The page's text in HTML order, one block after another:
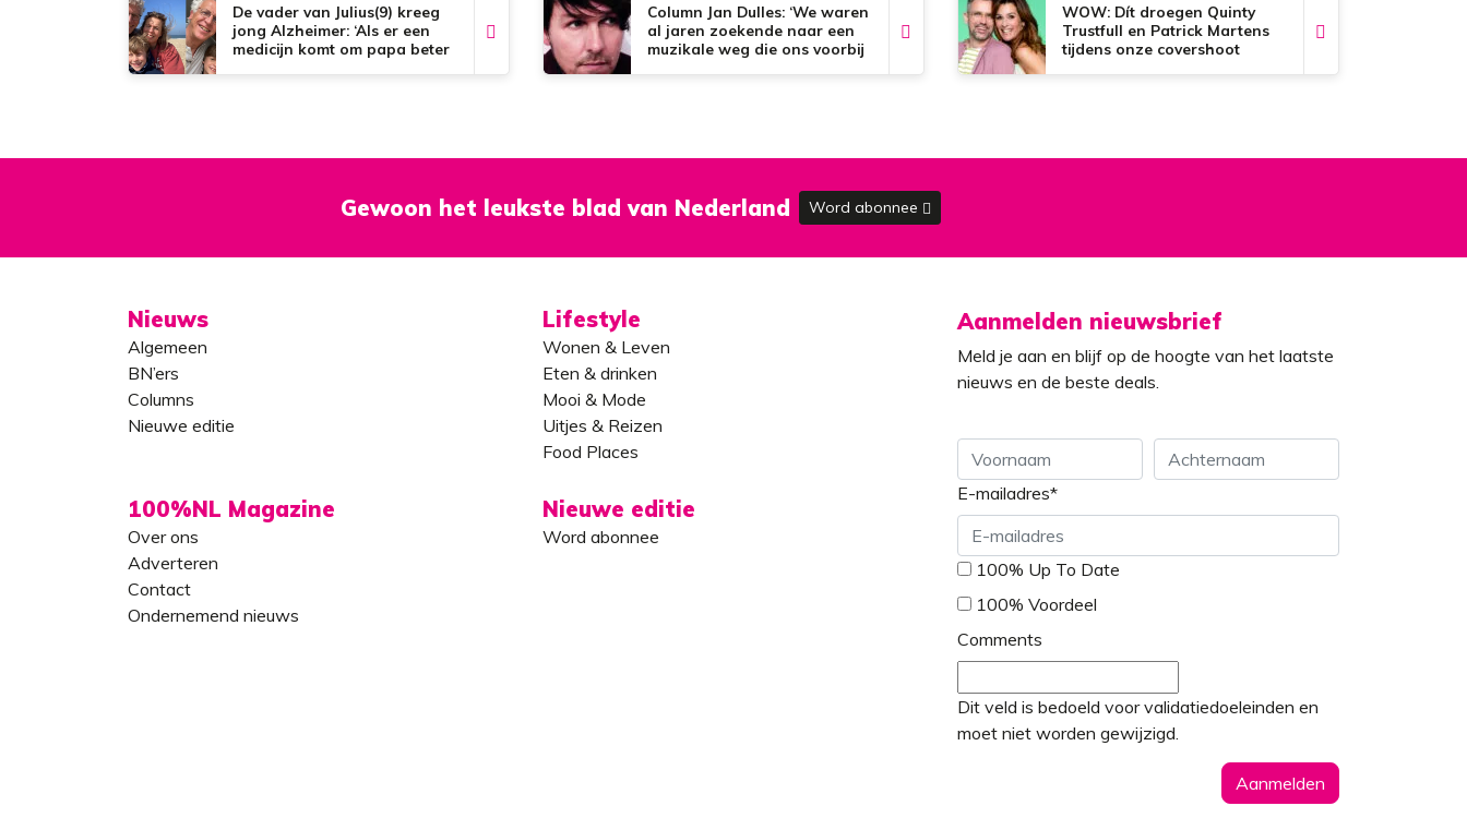
De vader van Julius(9) kreeg
jong Alzheimer: ‘Als er een
medicijn komt om papa beter
Column Jan Dulles: ‘We waren
al jaren zoekende naar een
muzikale weg die ons voorbij
WOW: Dít droegen Quinty
Trustfull en Patrick Martens
tijdens onze covershoot
Gewoon het leukste blad van Nederland Word abonnee
Nieuws
Algemeen
BN’ers
Columns
Nieuwe editie
Lifestyle
Wonen & Leven
Eten & drinken
Mooi & Mode
Uitjes & Reizen
Food Places
100%NL Magazine
Over ons
Adverteren
Contact
Ondernemend nieuws
Nieuwe editie
Word abonnee
Aanmelden nieuwsbrief
Meld je aan en blijf op de hoogte van het laatste
nieuws en de beste deals.
Voornaam
E-mailadres*
* 100% Up To Date
100% Voordeel
Comments
Dit veld is bedoeld voor validatiedoeleinden en
moet niet worden gewijzigd.